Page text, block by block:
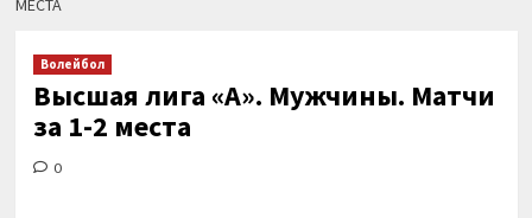
МЕСТА
Волейбол
Высшая лига «А». Мужчины. Матчи
за 1-2 места
0